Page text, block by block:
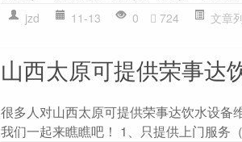
jzd 11-13 0 724 文章
山西太原可提供荣事达
很多人对山西太原可提供荣事达饮水设备
我们一起来瞧瞧吧！ 1、只提供上门服务